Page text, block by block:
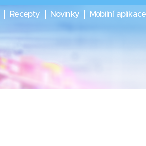
Recepty Novinky Mobilní aplikace